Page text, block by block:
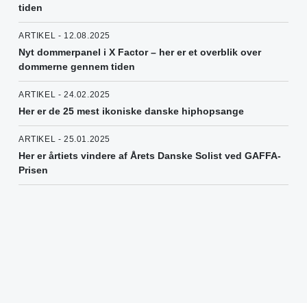
tiden
ARTIKEL - 12.08.2025
Nyt dommerpanel i X Factor – her er et overblik over
dommerne gennem tiden
ARTIKEL - 24.02.2025
Her er de 25 mest ikoniske danske hiphopsange
ARTIKEL - 25.01.2025
Her er årtiets vindere af Årets Danske Solist ved GAFFA-
Prisen